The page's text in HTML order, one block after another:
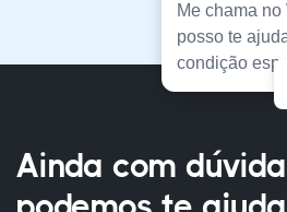
Ainda com
Me chama no
posso te
condição